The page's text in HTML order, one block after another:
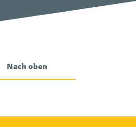
Nach oben